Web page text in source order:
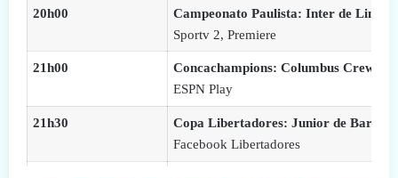
20h00
Campeonato Paulista: Inter de
Sportv 2, Premiere
21h00
Concachampions: Columbus Crew x
ESPN Play
21h30
Copa Libertadores: Junior de
Facebook Libertadores